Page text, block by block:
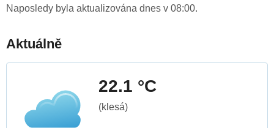
Naposledy byla aktualizována dnes v 08:00.
Aktuálně
22.1 °C
(klesá)